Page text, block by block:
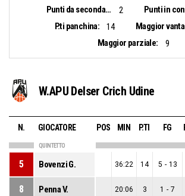
Punti da seconda opportunità:
2
P.ti panchina:
14
Maggior parziale:
9
W.APU Delser Crich Udine
N. GIOCATORE POS MIN P.TI FG
QUINTETTO
5 Bovenzi G. 36:22 14 5 - 13
8 Penna V. 20:06 3 1 - 7